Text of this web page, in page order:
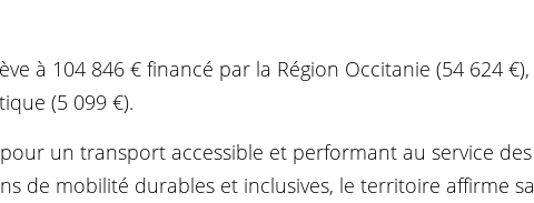
à 104 846 € financé par la Région Occitanie (54 624 €),
(5 099 €).
pour un transport accessible et performant au service des
de mobilité durables et inclusives, le territoire affirme sa